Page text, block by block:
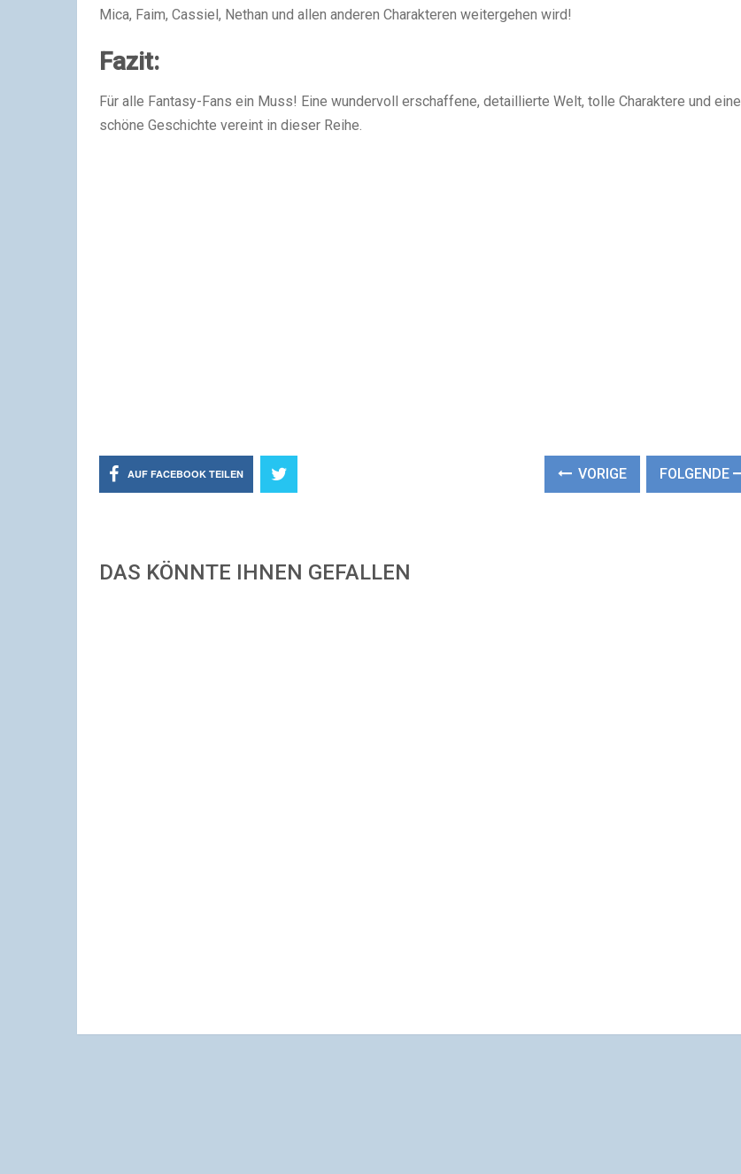
Mica, Faim, Cassiel, Nethan und allen anderen Charakteren weitergehen wird!
Fazit:
Für alle Fantasy-Fans ein Muss! Eine wundervoll erschaffene, detaillierte Welt, tolle Charaktere und eine
schöne Geschichte vereint in dieser Reihe.
AUF FACEBOOK TEILEN VORIGE FOLGENDE
DAS KÖNNTE IHNEN GEFALLEN